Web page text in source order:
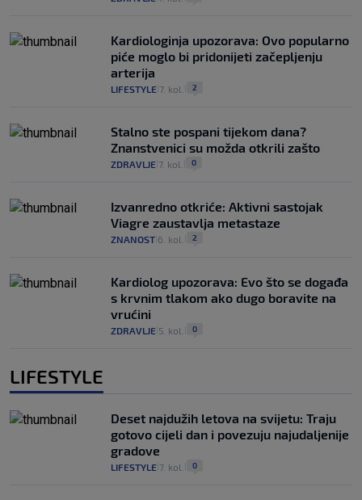
Kardiologinja upozorava: Ovo popularno
piće moglo bi pridonijeti začepljenju
arterija
LIFESTYLE 7. kol. 2
Stalno ste pospani tijekom dana?
Znanstvenici su možda otkrili zašto
ZDRAVLJE 7. kol. 0
Izvanredno otkriće: Aktivni sastojak
Viagre zaustavlja metastaze
ZNANOST 6. kol. 2
Kardiolog upozorava: Evo što se događa
s krvnim tlakom ako dugo boravite na
vrućini
ZDRAVLJE 5. kol. 0
LIFESTYLE
Deset najdužih letova na svijetu: Traju
gotovo cijeli dan i povezuju najudaljenije
gradove
LIFESTYLE 7. kol. 0